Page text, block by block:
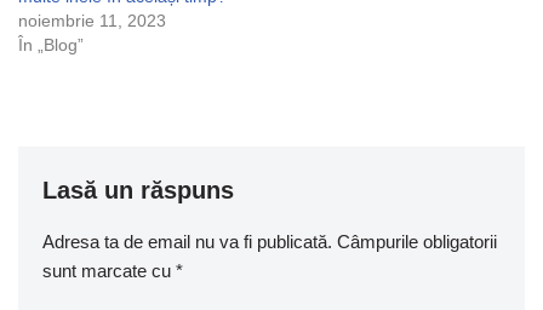
noiembrie 11, 2023
În „Blog”
Lasă un răspuns
Adresa ta de email nu va fi publicată. Câmpurile obligatorii
sunt marcate cu *